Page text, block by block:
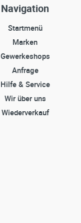
Navigation
Startmenü
Marken
Gewerkeshops
Anfrage
Hilfe & Service
Wir über uns
Wiederverkauf